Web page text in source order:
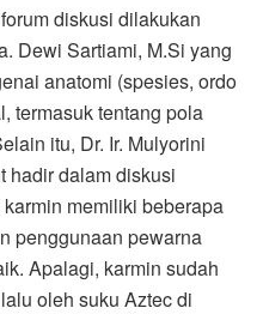
diskusi dilakukan
Dewi Sartiami, M.Si yang
anatomi (spesies, ordo
termasuk tentang pola
itu, Dr. Ir. Mulyorini
hadir dalam diskusi
memiliki beberapa
penggunaan pewarna
Apalagi, karmin sudah
oleh suku Aztec di